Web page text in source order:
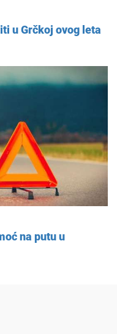
u Grčkoj ovog leta
na putu u